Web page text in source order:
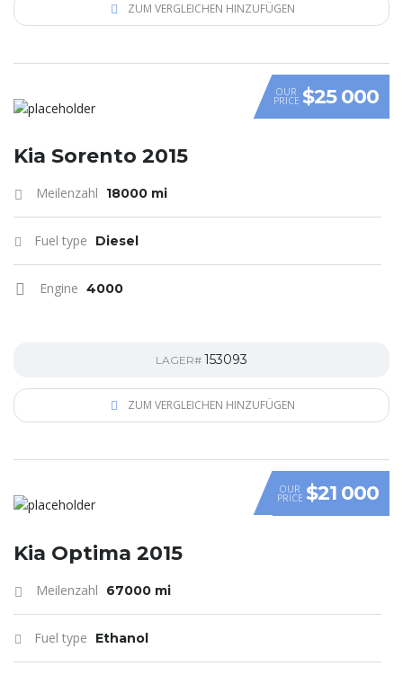
ZUM VERGLEICHEN HINZUFÜGEN
OUR
PRICE $25 000
Kia Sorento 2015
Meilenzahl 18000 mi
Fuel type Diesel
Engine 4000
LAGER# 153093
ZUM VERGLEICHEN HINZUFÜGEN
OUR
PRICE $21 000
Kia Optima 2015
Meilenzahl 67000 mi
Fuel type Ethanol